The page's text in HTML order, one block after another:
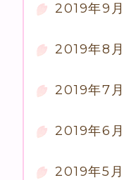
2019年9月
2019年8月
2019年7月
2019年6月
2019年5月